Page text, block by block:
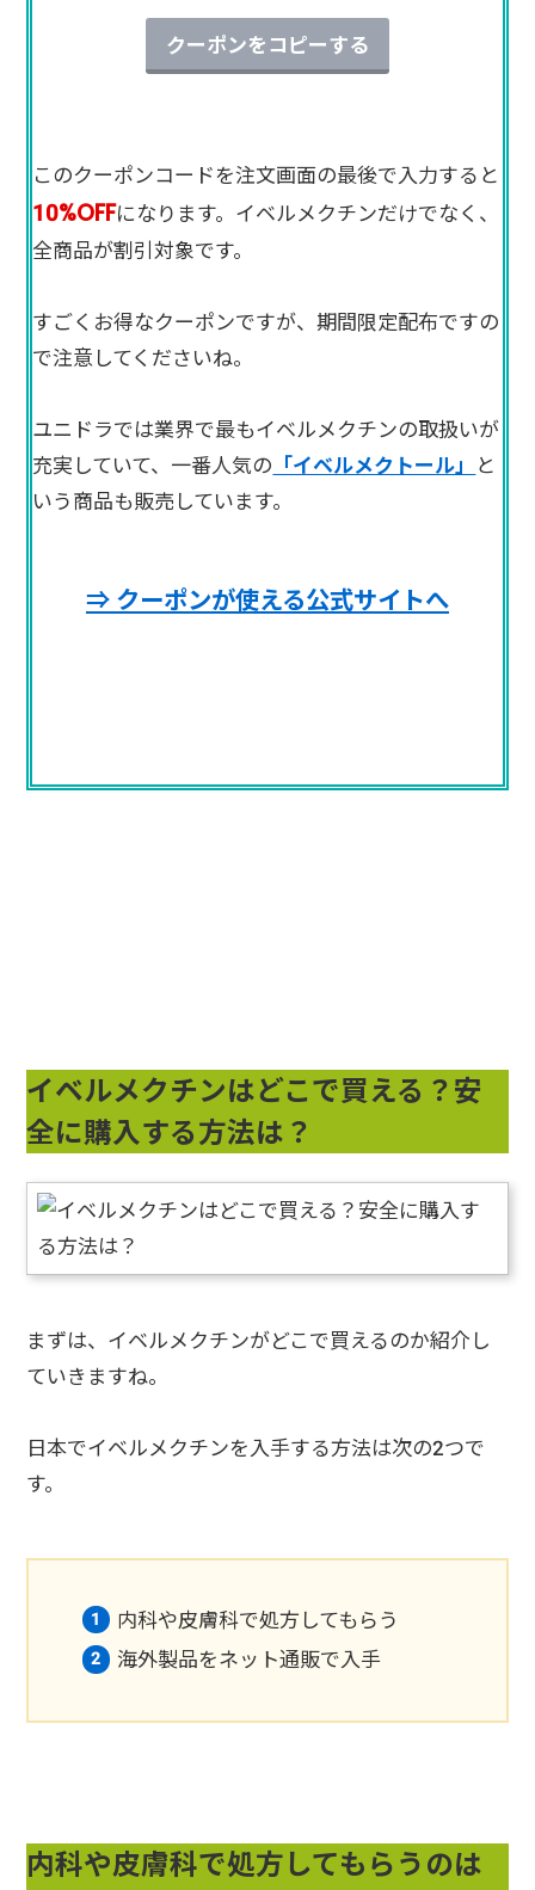
クーポンをコピーする
このクーポンコードを注文画面の最後で入力すると
10%OFFになります。イベルメクチンだけでなく、
全商品が割引対象です。
すごくお得なクーポンですが、期間限定配布ですの
で注意してくださいね。
ユニドラでは業界で最もイベルメクチンの取扱いが
充実していて、一番人気の 「イベルメクトール」 と
いう商品も販売しています。
⇒ クーポンが使える公式サイトへ
イベルメクチンはどこで買える？安
全に購入する方法は？
まずは、イベルメクチンがどこで買えるのか紹介し
ていきますね。
日本でイベルメクチンを入手する方法は次の2つで
す。
内科や皮膚科で処方してもらう
海外製品をネット通販で入手
内科や皮膚科で処方してもらうのは